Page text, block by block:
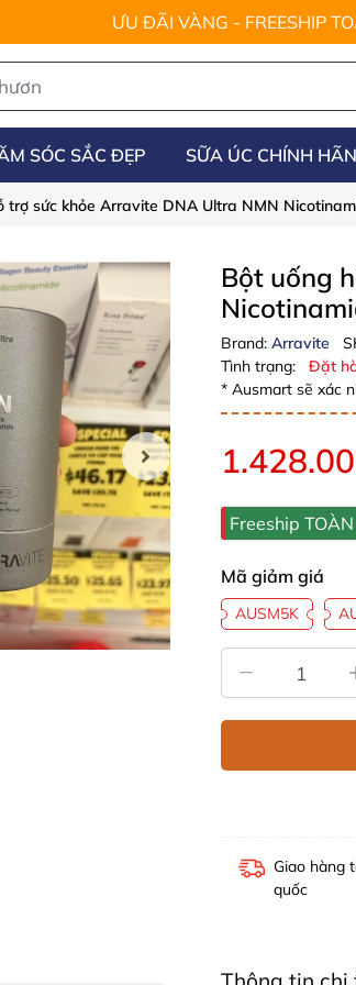
ƯU ĐÃI VÀNG - FREESHIP
SÓC SẮC ĐẸP SỮA ÚC CHÍNH
trợ sức khỏe Arravite DNA Ultra NMN
Bột uống
Brand: Arravite
Tình trạng:
Đặt
* Ausmart sẽ xác
Freeship
Mã giảm giá
AUSM5K
Giao hàng
quốc